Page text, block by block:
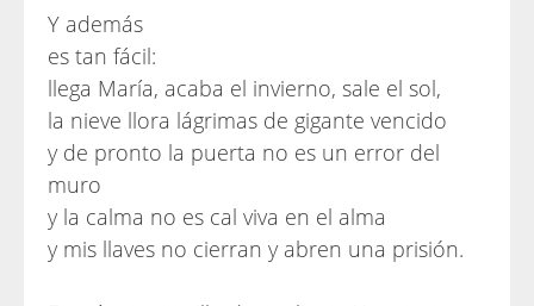
Y además
es tan fácil:
llega María, acaba el invierno, sale el sol,
la nieve llora lágrimas de gigante vencido
y de pronto la puerta no es un error del
muro
y la calma no es cal viva en el alma
y mis llaves no cierran y abren una prisión.